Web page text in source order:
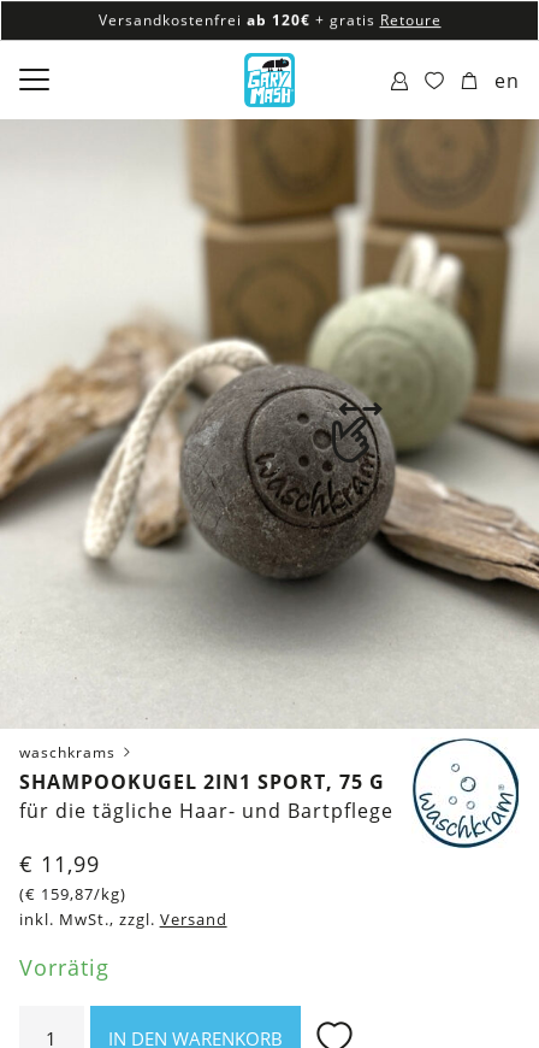
Versandkostenfrei ab 120€ + gratis Retoure
100% veganes & fair produziertes Sortiment
Versandkostenfrei ab 120€
en
waschkrams
SHAMPOOKUGEL 2IN1 SPORT, 75 G
für die tägliche Haar- und Bartpflege
€ 11,99
(€ 159,87/kg)
inkl. MwSt., zzgl. Versand
Vorrätig
IN DEN WARENKORB